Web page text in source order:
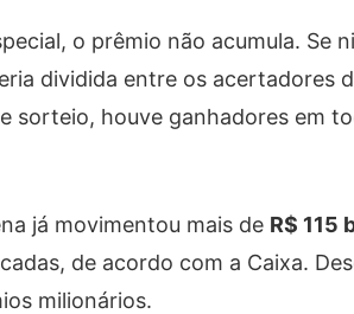
o prêmio não acumula. Se
dividida entre os acertadores
sorteio, houve ganhadores em
já movimentou mais de R$ 115
de acordo com a Caixa.
milionários.